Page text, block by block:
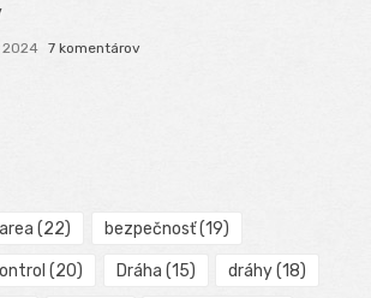
2024 7 komentárov
area (22) bezpečnosť(19)
(20) Dráha (15) dráhy(18)